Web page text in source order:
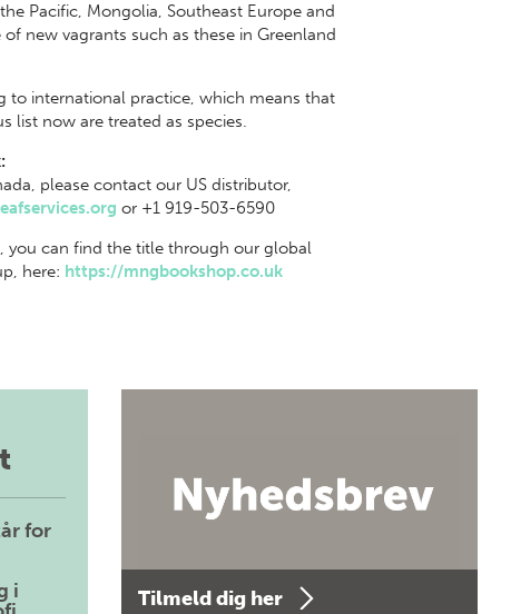
Pacific, Mongolia, Southeast Europe and
new vagrants such as these in Greenland
to international practice, which means that
list now are treated as species.
please contact our US distributor,
or +1 919-503-6590
you can find the title through our global
here: https://mngbookshop.co.uk
for
i
Tilmeld dig her